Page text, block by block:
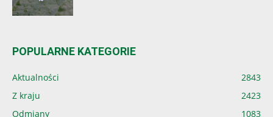
POPULARNE KATEGORIE
Aktualności
2843
Z kraju
2423
Odmiany
1083